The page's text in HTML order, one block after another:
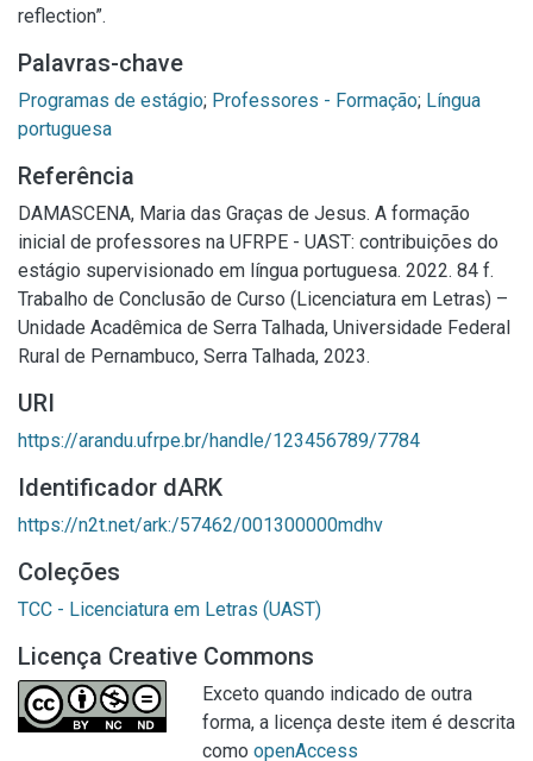
reflection”.
Palavras-chave
Programas de estágio; Professores - Formação; Língua
portuguesa
Referência
DAMASCENA, Maria das Graças de Jesus. A formação
inicial de professores na UFRPE - UAST: contribuições do
estágio supervisionado em língua portuguesa. 2022. 84 f.
Trabalho de Conclusão de Curso (Licenciatura em Letras) –
Unidade Acadêmica de Serra Talhada, Universidade Federal
Rural de Pernambuco, Serra Talhada, 2023.
URI
https://arandu.ufrpe.br/handle/123456789/7784
Identificador dARK
https://n2t.net/ark:/57462/001300000mdhv
Coleções
TCC - Licenciatura em Letras (UAST)
Licença Creative Commons
Exceto quando indicado de outra
forma, a licença deste item é descrita
como openAccess